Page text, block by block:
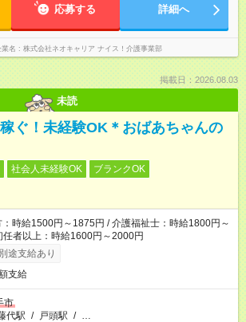
応募する 詳細へ
名 株式会社ネオキャリア ナイス！介護事業部
掲載日：2026.08.03
未読
ぐ！未経験OK＊おばあちゃんの
社会人未経験OK
ブランクOK
時給1500円～1875円 / 介護福祉士：時給1800円～
任者以上：時給1600円～2000円
途支給あり
支給
市
代駅 / 戸頭駅 / …